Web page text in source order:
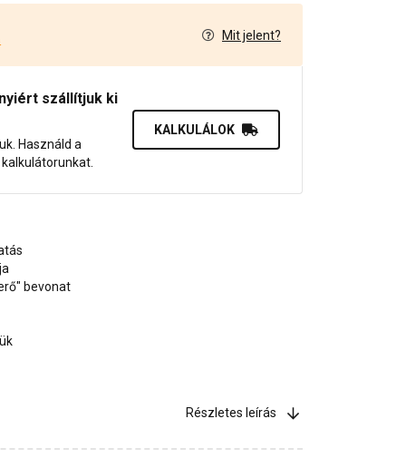
Mit jelent?
szállítjuk ki
Használd a
KALKULÁLOK
bevonat
Részletes leírás